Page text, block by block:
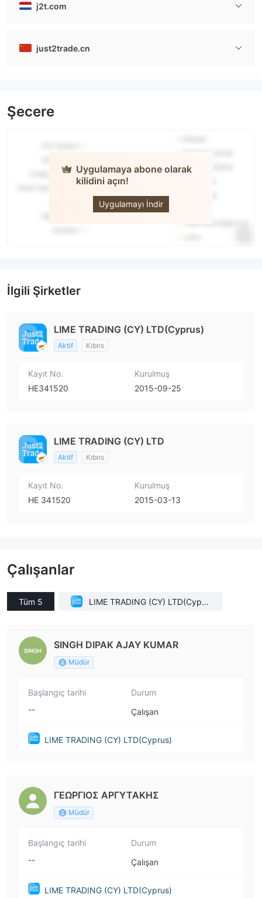
j2t.com
just2trade.cn
Şecere
Uygulamaya abone olarak
kilidini açın!
Uygulamayı İndir
İlgili Şirketler
LIME TRADING (CY) LTD(Cyprus)
Aktif Kıbrıs
Kayıt No.
HE341520
Kurulmuş
2015-09-25
LIME TRADING (CY) LTD
Aktif Kıbrıs
Kayıt No.
ΗΕ 341520
Kurulmuş
2015-03-13
Çalışanlar
Tüm 5
LIME TRADING (CY) LTD(Cypru
SINGH DIPAK AJAY KUMAR
Müdür
Başlangıç tarihi
--
Durum
Çalışan
LIME TRADING (CY) LTD(Cyprus)
ΓΕΩΡΓΙΟΣ ΑΡΓΥΤΑΚΗΣ
Müdür
Başlangıç tarihi
--
Durum
Çalışan
LIME TRADING (CY) LTD(Cyprus)